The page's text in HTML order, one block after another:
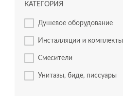
КАТЕГОРИЯ
душевое оборудование
инсталляции и комплекты
смесители
унитазы, биде, писсуары